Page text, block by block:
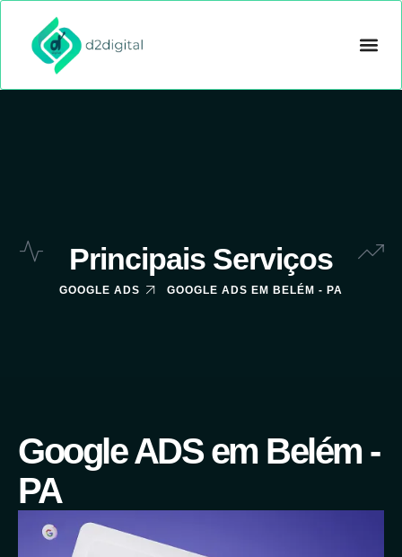
Principais Serviços
GOOGLE ADS GOOGLE ADS EM BELÉM - PA
Google ADS em Belém -
PA